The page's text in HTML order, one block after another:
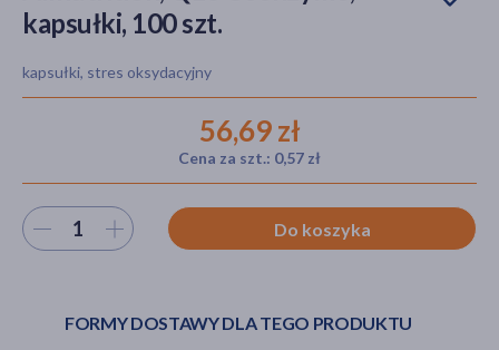
kapsułki, 100 szt.
kapsułki, stres oksydacyjny
56,69 zł
Cena za szt.: 0,57 zł
Wybierz ilość Do koszyka
FORMY DOSTAWY DLA TEGO PRODUKTU